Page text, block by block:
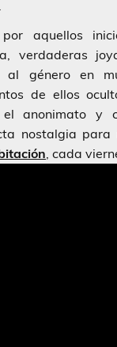
aquellos
verdaderas
al género en
de ellos
anonimato y
nostalgia para
, cada